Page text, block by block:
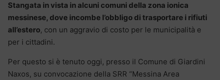
Stangata in vista in alcuni comuni della zona ionica
messinese, dove incombe l’obbligo di trasportare i rifiuti
all’estero, con un aggravio di costo per le municipalità e
per i cittadini.
Per questo si è tenuto oggi, presso il Comune di Giardini
Naxos, su convocazione della SRR “Messina Area